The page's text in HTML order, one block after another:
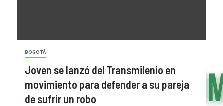
BOGOTÁ
Joven se lanzó del Transmilenio en
movimiento para defender a su pareja
de sufrir un robo